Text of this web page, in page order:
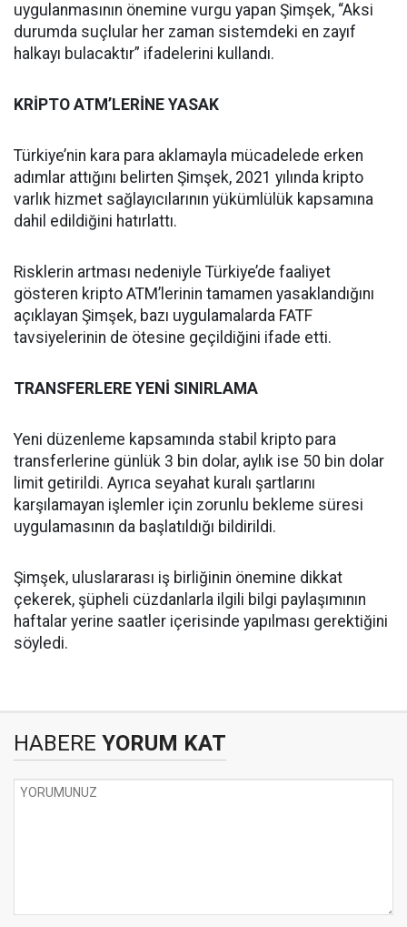
uygulanmasının önemine vurgu yapan Şimşek, “Aksi
durumda suçlular her zaman sistemdeki en zayıf
halkayı bulacaktır” ifadelerini kullandı.
KRİPTO ATM’LERİNE YASAK
Türkiye’nin kara para aklamayla mücadelede erken
adımlar attığını belirten Şimşek, 2021 yılında kripto
varlık hizmet sağlayıcılarının yükümlülük kapsamına
dahil edildiğini hatırlattı.
Risklerin artması nedeniyle Türkiye’de faaliyet
gösteren kripto ATM’lerinin tamamen yasaklandığını
açıklayan Şimşek, bazı uygulamalarda FATF
tavsiyelerinin de ötesine geçildiğini ifade etti.
TRANSFERLERE YENİ SINIRLAMA
Yeni düzenleme kapsamında stabil kripto para
transferlerine günlük 3 bin dolar, aylık ise 50 bin dolar
limit getirildi. Ayrıca seyahat kuralı şartlarını
karşılamayan işlemler için zorunlu bekleme süresi
uygulamasının da başlatıldığı bildirildi.
Şimşek, uluslararası iş birliğinin önemine dikkat
çekerek, şüpheli cüzdanlarla ilgili bilgi paylaşımının
haftalar yerine saatler içerisinde yapılması gerektiğini
söyledi.
HABERE YORUM KAT